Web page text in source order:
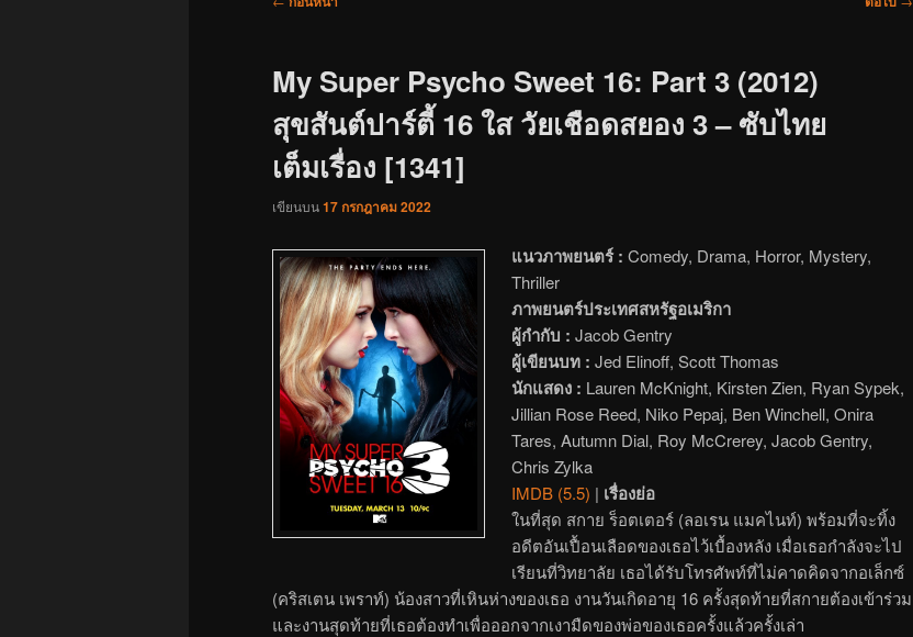
My Super Psycho Sweet 16: Part 3 (2012)
สุขสันต์ปาร์ตี้ 16 ใส วัยเชือดสยอง 3 – ซับไทย
เต็มเรื่อง [1341]
เขียนบน17 กรกฎาคม 2022
แนวภาพยนตร์ : Comedy, Drama, Horror, Mystery,
Thriller
ภาพยนตร์ประเทศสหรัฐอเมริกา
ผู้กำกับ : Jacob Gentry
ผู้เขียนบท : Jed Elinoff, Scott Thomas
นักแสดง : Lauren McKnight, Kirsten Zien, Ryan Sypek,
Jillian Rose Reed, Niko Pepaj, Ben Winchell, Onira
Tares, Autumn Dial, Roy McCrerey, Jacob Gentry,
Chris Zylka
IMDB (5.5) | เรื่องย่อ
ในที่สุด สกาย ร็อตเตอร์ (ลอเรน แมคไนท์) พร้อมที่จะทิ้ง
อดีตอันเปื้อนเลือดของเธอไว้เบื้องหลัง เมื่อเธอกำลังจะไป
เรียนที่วิทยาลัย เธอได้รับโทรศัพท์ที่ไม่คาดคิดจากอเล็กซ์
(คริสเตน เพราท์) น้องสาวที่เหินห่างของเธอ งานวันเกิดอายุ 16 ครั้งสุดท้ายที่สกายต้องเข้าร่วม
และงานสุดท้ายที่เธอต้องทำเพื่อออกจากเงามืดของพ่อของเธอครั้งแล้วครั้งเล่า